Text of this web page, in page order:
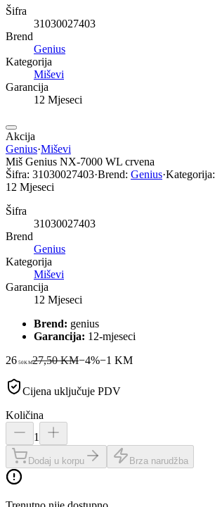
Šifra
31030027403
Brend
Genius
Kategorija
Miševi
Garancija
12 Mjeseci
Akcija
Genius·Miševi
Miš Genius NX-7000 WL crvena
Šifra: 31030027403·Brend: Genius·Kategorija:
12 Mjeseci
Šifra
31030027403
Brend
Genius
Kategorija
Miševi
Garancija
12 Mjeseci
Brend: genius
Garancija: 12-mjeseci
26 50KM27,50 KM−4%−1 KM
Cijena uključuje PDV
Količina
1
Dodaj u korpu Brza narudžba